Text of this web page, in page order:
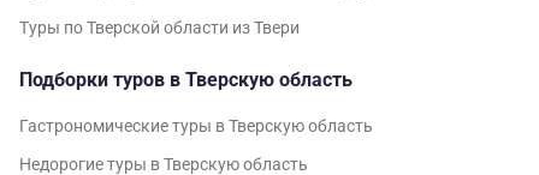
Туры по Тверской области из Твери
Подборки туров в Тверскую область
Гастрономические туры в Тверскую область
Недорогие туры в Тверскую область